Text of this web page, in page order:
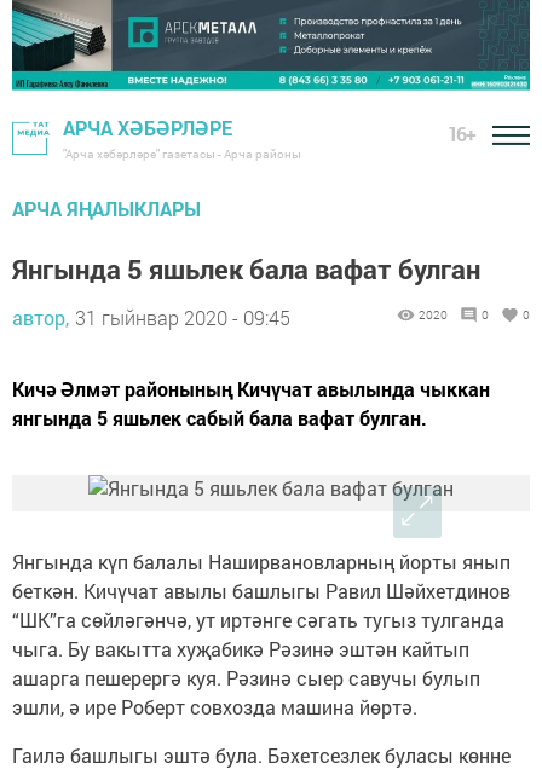
АРЧА ХӘБӘРЛӘРЕ
"Арча хәбәрләре" газетасы - Арча районы
16+
АРЧА ЯҢАЛЫКЛАРЫ
Янгында 5 яшьлек бала вафат булган
автор, 31 гыйнвар 2020 - 09:45 2020 0 0
Кичә Әлмәт районының Кичүчат авылында чыккан
янгында 5 яшьлек сабый бала вафат булган.
Янгында күп балалы Наширвановларның йорты янып
беткән. Кичүчат авылы башлыгы Равил Шәйхетдинов
“ШК”га сөйләгәнчә, ут иртәнге сәгать тугыз тулганда
чыга. Бу вакытта хуҗабикә Рәзинә эштән кайтып
ашарга пешерергә куя. Рәзинә сыер савучы булып
эшли, ә ире Роберт совхозда машина йөртә.
Гаилә башлыгы эштә була. Бәхетсезлек буласы көнне